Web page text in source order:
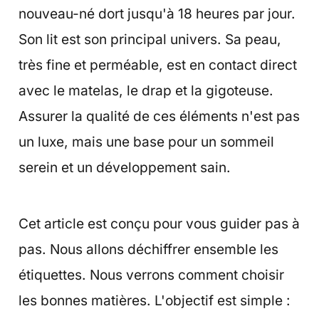
nouveau-né dort jusqu'à 18 heures par jour.
Son lit est son principal univers. Sa peau,
très fine et perméable, est en contact direct
avec le matelas, le drap et la gigoteuse.
Assurer la qualité de ces éléments n'est pas
un luxe, mais une base pour un sommeil
serein et un développement sain.
Cet article est conçu pour vous guider pas à
pas. Nous allons déchiffrer ensemble les
étiquettes. Nous verrons comment choisir
les bonnes matières. L'objectif est simple :